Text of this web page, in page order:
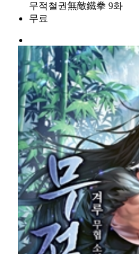
무적철권無敵鐵拳 9화
무료